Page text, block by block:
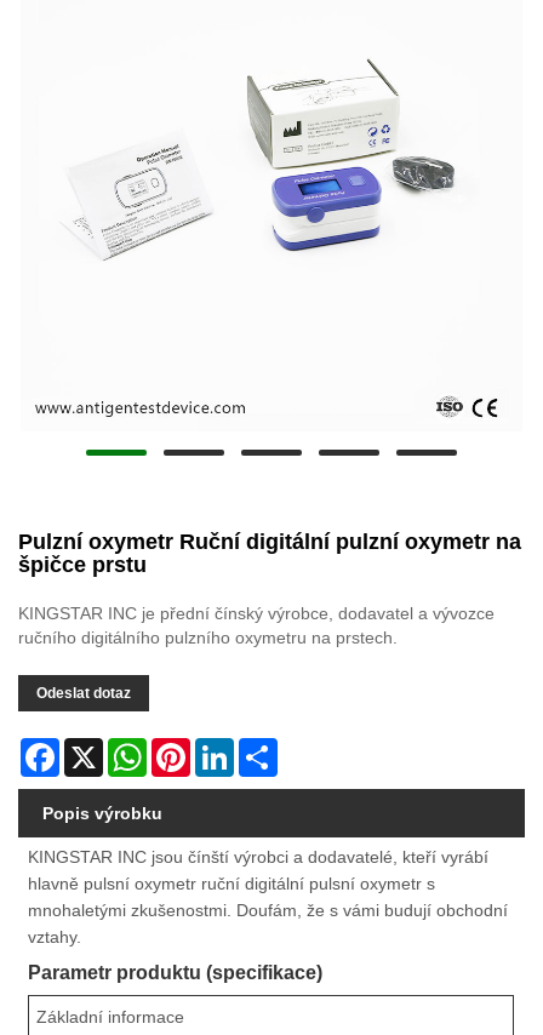
Pulzní oxymetr Ruční digitální pulzní oxymetr na
špičce prstu
KINGSTAR INC je přední čínský výrobce, dodavatel a vývozce
ručního digitálního pulzního oxymetru na prstech.
Odeslat dotaz
Facebook
X WhatsAppPinterestLinkedIn
Popis výrobku
KINGSTAR INC jsou čínští výrobci a dodavatelé, kteří vyrábí
hlavně pulsní oxymetr ruční digitální pulsní oxymetr s
mnohaletými zkušenostmi. Doufám, že s vámi budují obchodní
vztahy.
Parametr produktu (specifikace)
Základní informace